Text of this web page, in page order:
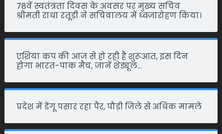
78वें स्वतंत्रता दिवस के अवसर पर मुख्य सचिव
श्रीमती राधा रतूड़ी ने सचिवालय में ध्वजारोहण किया।
एशिया कप की आज से हो रही है शुरूआत, इस दिन
होगा भारत-पाक मैच, जानें शेड्यूल…
प्रदेश में डेंगू पसार रहा पैर, पौड़ी जिले से अधिक मामले